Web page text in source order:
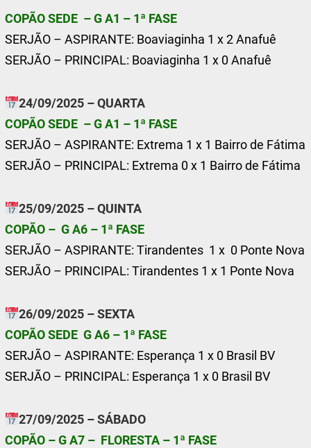
COPÃO SEDE – G A1 – 1ª FASE
SERJÃO – ASPIRANTE: Boaviaginha 1 x 2 Anafuê
SERJÃO – PRINCIPAL: Boaviaginha 1 x 0 Anafuê
24/09/2025 – QUARTA
COPÃO SEDE – G A1 – 1ª FASE
SERJÃO – ASPIRANTE: Extrema 1 x 1 Bairro de Fátima
SERJÃO – PRINCIPAL: Extrema 0 x 1 Bairro de Fátima
25/09/2025 – QUINTA
COPÃO – G A6 – 1ª FASE
SERJÃO – ASPIRANTE: Tirandentes 1 x 0 Ponte Nova
SERJÃO – PRINCIPAL: Tirandentes 1 x 1 Ponte Nova
26/09/2025 – SEXTA
COPÃO SEDE G A6 – 1ª FASE
SERJÃO – ASPIRANTE: Esperança 1 x 0 Brasil BV
SERJÃO – PRINCIPAL: Esperança 1 x 0 Brasil BV
27/09/2025 – SÁBADO
COPÃO – G A7 – FLORESTA – 1ª FASE